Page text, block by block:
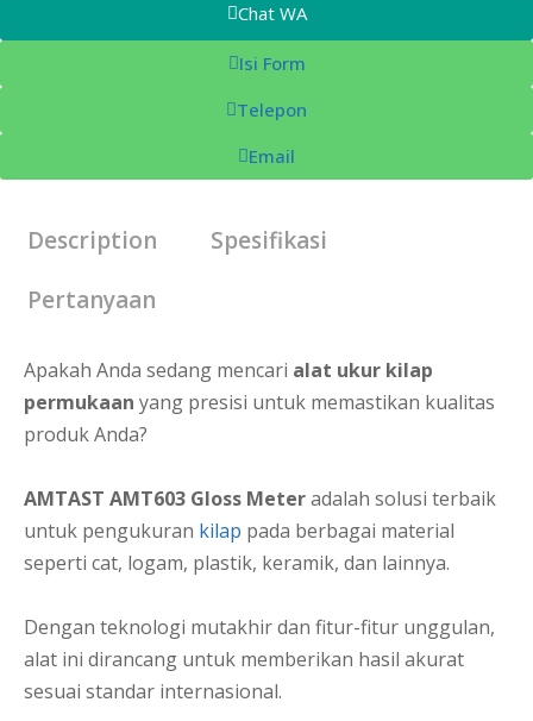
Chat WA
Isi Form
Telepon
Email
Description
Spesifikasi
Pertanyaan
Apakah Anda sedang mencari alat ukur kilap
permukaan yang presisi untuk memastikan kualitas
produk Anda?
AMTAST AMT603 Gloss Meteradalah solusi terbaik
untuk pengukuran kilap pada berbagai material
seperti cat, logam, plastik, keramik, dan lainnya.
Dengan teknologi mutakhir dan fitur-fitur unggulan,
alat ini dirancang untuk memberikan hasil akurat
sesuai standar internasional.